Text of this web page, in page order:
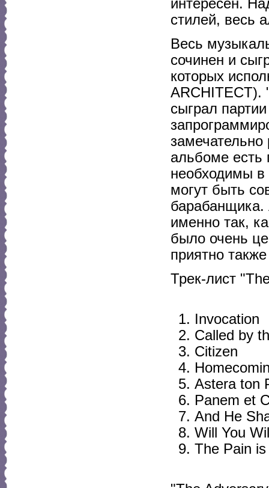
интересен.
стилей, весь
Весь
сочинен и
которых
ARCHITECT).
сыграл
альбоме есть
необходимы в
могут быть
барабанщика.
именно так,
было очень
приятно
Трек-лист
Invocation
Called by
Citizen
Astera ton
Panem et
And He
Will You
The Pain